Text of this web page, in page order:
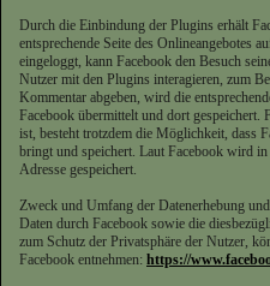
Durch die Einbindung der Plugins erhält
entsprechende Seite des Onlineangebotes
eingeloggt, kann Facebook den Besuch
Nutzer mit den Plugins interagieren, zum
Kommentar abgeben, wird die
Facebook übermittelt und dort
ist, besteht trotzdem die Möglichkeit, dass
bringt und speichert. Laut Facebook wird
Adresse gespeichert.
Zweck und Umfang der Datenerhebung
Daten durch Facebook sowie die
zum Schutz der Privatsphäre der Nutzer,
Facebook entnehmen: https://